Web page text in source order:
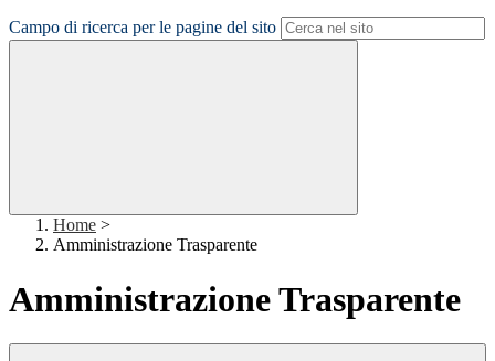
Campo di ricerca per le pagine del sito
Home >
Amministrazione Trasparente
Amministrazione Trasparente